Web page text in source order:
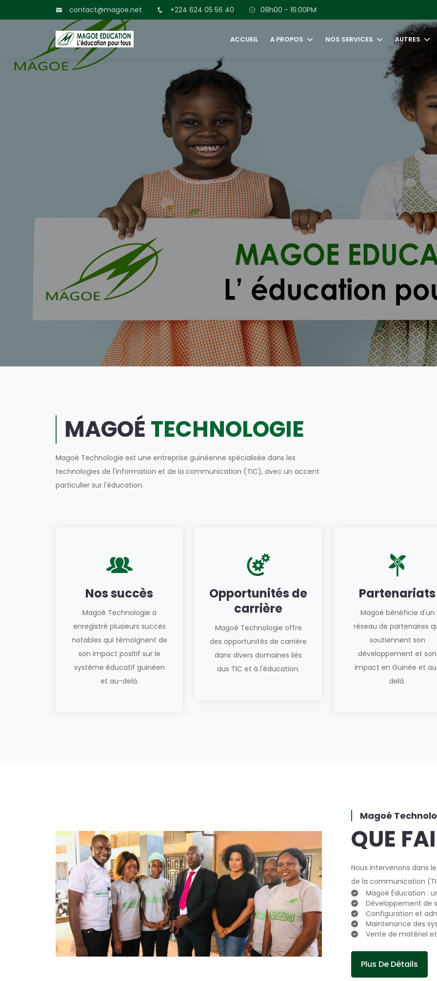
contact@magoe.net +224 624 05 56 40 08h00 - 16:00PM
ACCUEIL A PROPOS NOS SERVICES AUTRES
MAGOÉ TECHNOLOGIE
Magoé Technologie est une entreprise guinéenne spécialisée dans les
technologies de l'information et de la communication (TIC), avec un accent
particulier sur l'éducation.
Nos succès
Magoé Technologie a
enregistré plusieurs succès
notables qui témoignent de
son impact positif sur le
système éducatif guinéen
et au-delà.
Opportunités de
carrière
Magoé Technologie offre
des opportunités de carrière
dans divers domaines liés
aux TIC et à l'éducation.
Partenariats
Magoé bénéficie d'un
réseau de partenaires
soutiennent son
développement et son
impact en Guinée et
delà.
Magoé
QUE
Nous intervenons dans
de la communication
Magoé Éducation :
Développement de
Configuration et
Maintenance des
Vente de matériel
Plus De Détails